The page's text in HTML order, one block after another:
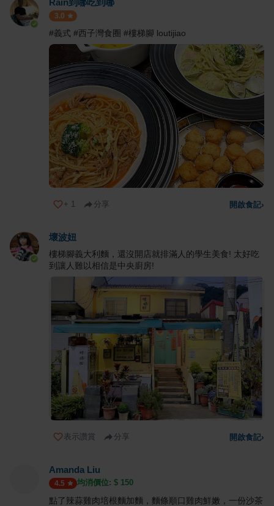
Rain到哪吃到哪
3.0
#義式 #西子灣食圈 #樓梯腳 loutijiao
+ 1 分享 開啟食記›
壞波妞
樓梯腳義大利麵，還沒開店就排滿人的學生美食! 太好吃
到讓人難以相信是中央廚房!
表示讚賞 分享 開啟食記›
Amanda Liu
4.5 均消價位: $ 150
點了辣蒜雞肉培根麵加麵，麵條順口雞肉鮮嫩，一份沙茶